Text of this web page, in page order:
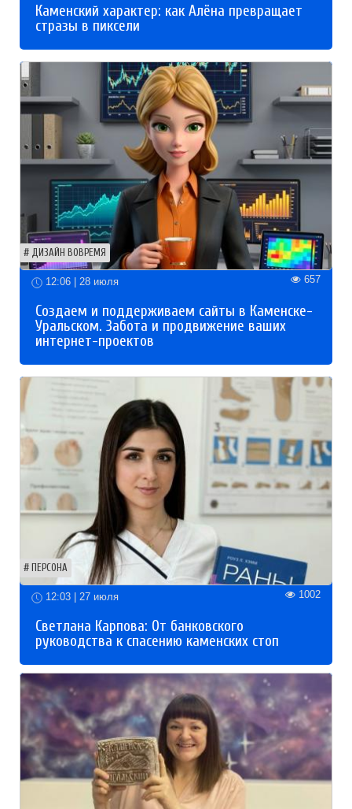
Каменский характер: как Алёна превращает
стразы в пиксели
ДИЗАЙН ВОВРЕМЯ
12:06 | 28 июля 657
Создаем и поддерживаем сайты в Каменске-
Уральском. Забота и продвижение ваших
интернет-проектов
ПЕРСОНА
12:03 | 27 июля 1002
Светлана Карпова: От банковского
руководства к спасению каменских стоп